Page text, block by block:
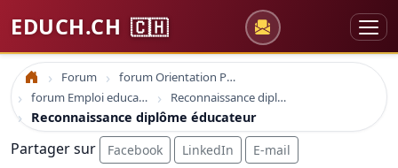
EDUCH.CH 🇨🇭
Accueil Forum
forum Orientation Professionnelle
forum Emploi education
Reconnaissance diplôme éducateur
Reconnaissance diplôme éducateur
Partager sur Facebook LinkedIn E-mail